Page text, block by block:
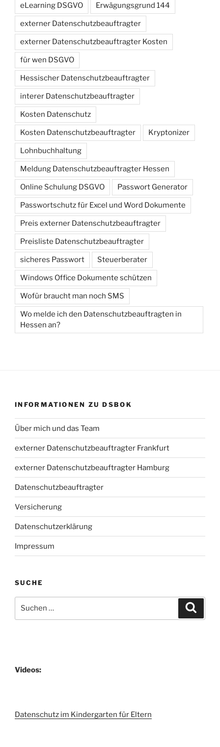
eLearning DSGVO Erwägungsgrund 144
externer Datenschutzbeauftragter
externer Datenschutzbeauftragter Kosten
für wen DSGVO
Hessischer Datenschutzbeauftragter
interer Datenschutzbeauftragter
Kosten Datenschutz
Kosten Datenschutzbeauftragter Kryptonizer
Lohnbuchhaltung
Meldung Datenschutzbeauftragter Hessen
Online Schulung DSGVO Passwort Generator
Passwortschutz für Excel und Word Dokumente
Preis externer Datenschutzbeauftragter
Preisliste Datenschutzbeauftragter
sicheres Passwort Steuerberater
Windows Office Dokumente schützen
Wofür braucht man noch SMS
Wo melde ich den Datenschutzbeauftragten in
Hessen an?
INFORMATIONEN ZU DSBOK
Über mich und das Team
externer Datenschutzbeauftragter Frankfurt
externer Datenschutzbeauftragter Hamburg
Datenschutzbeauftragter
Versicherung
Datenschutzerklärung
Impressum
SUCHE
nach:
Videos:
Datenschutz im Kindergarten für Eltern